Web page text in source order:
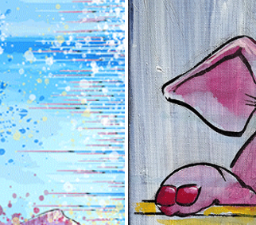
QUIETSCH
ANIMALISCHES
WEIHNACHTEN
BÜHNENBILD DON QUIJOTE
TRÄUMENDER BÄR